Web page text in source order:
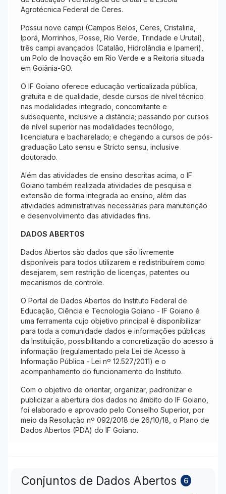
Agrotécnica Federal de Ceres.
Possui nove campi (Campos Belos, Ceres, Cristalina,
Iporá, Morrinhos, Posse, Rio Verde, Trindade e Urutaí),
três campi avançados (Catalão, Hidrolândia e Ipameri),
um Polo de Inovação em Rio Verde e a Reitoria situada
em Goiânia-GO.
O IF Goiano oferece educação verticalizada pública,
gratuita e de qualidade, desde cursos de nível técnico
nas modalidades integrado, concomitante e
subsequente, inclusive a distância; passando por cursos
de nível superior nas modalidades tecnólogo,
licenciatura e bacharelado; e chegando a cursos de pós-
graduação Lato sensu e Stricto sensu, inclusive
doutorado.
Além das atividades de ensino descritas acima, o IF
Goiano também realizada atividades de pesquisa e
extensão de forma integrada ao ensino, além das
atividades administrativas necessárias para manutenção
e desenvolvimento das atividades fins.
DADOS ABERTOS
Dados Abertos são dados que são livremente
disponíveis para todos utilizarem e redistribuírem como
desejarem, sem restrição de licenças, patentes ou
mecanismos de controle.
O Portal de Dados Abertos do Instituto Federal de
Educação, Ciência e Tecnologia Goiano - IF Goiano é
uma ferramenta cujo objetivo principal é disponibilizar
para toda a comunidade dados e informações públicas
da Instituição, possibilitando a concretização do acesso à
informação (regulamentado pela Lei de Acesso à
Informação Pública - Lei nº 12.527/2011) e o
acompanhamento do funcionamento do Instituto.
Com o objetivo de orientar, organizar, padronizar e
publicizar a abertura dos dados no âmbito do IF Goiano,
foi elaborado e aprovado pelo Conselho Superior, por
meio da Resolução nº 092/2018 de 26/10/18, o Plano de
Dados Abertos (PDA) do IF Goiano.
Conjuntos de Dados Abertos 6